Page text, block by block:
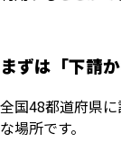
まずは「下請
全国48都道府県
な場所です。